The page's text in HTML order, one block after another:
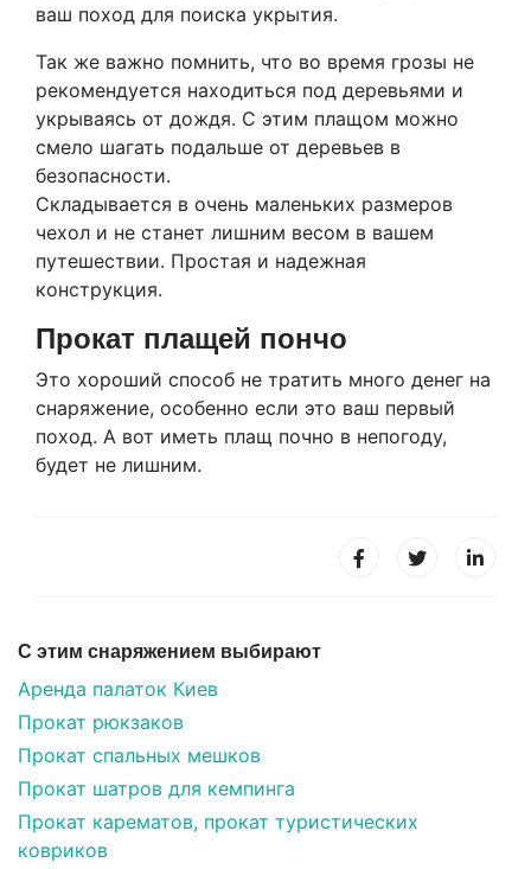
ваш поход для поиска укрытия.
Так же важно помнить, что во время грозы не
рекомендуется находиться под деревьями и
укрываясь от дождя. С этим плащом можно
смело шагать подальше от деревьев в
безопасности.
Складывается в очень маленьких размеров
чехол и не станет лишним весом в вашем
путешествии. Простая и надежная
конструкция.
Прокат плащей пончо
Это хороший способ не тратить много денег на
снаряжение, особенно если это ваш первый
поход. А вот иметь плащ почно в непогоду,
будет не лишним.
С этим снаряжением выбирают
Аренда палаток Киев
Прокат рюкзаков
Прокат спальных мешков
Прокат шатров для кемпинга
Прокат карематов, прокат туристических
ковриков